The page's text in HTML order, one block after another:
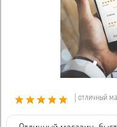
| отличный